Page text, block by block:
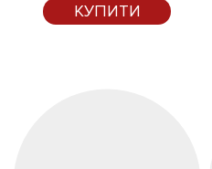
КУПИТИ